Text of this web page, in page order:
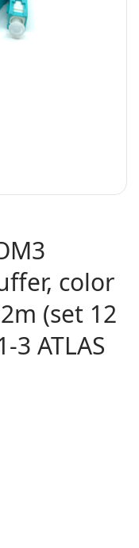
color
(set 12
3 ATLAS